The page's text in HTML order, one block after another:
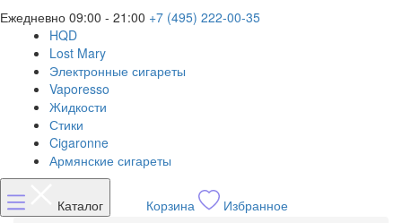
Ежедневно 09:00 - 21:00 +7 (495) 222-00-35
HQD
Lost Mary
Электронные сигареты
Vaporesso
Жидкости
Стики
Cigaronne
Армянские сигареты
Каталог Корзина
Избранное